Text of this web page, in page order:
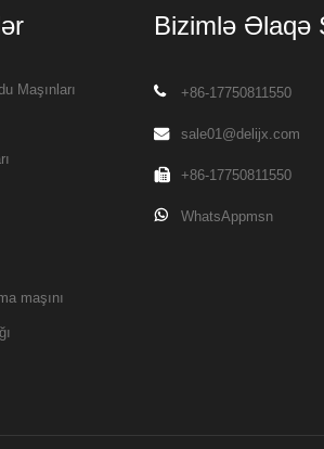
Maşınları
maşını
Bizimlə Əlaqə
+86-17750811550
sale01@delijx.com
+86-17750811550
WhatsAppmsn